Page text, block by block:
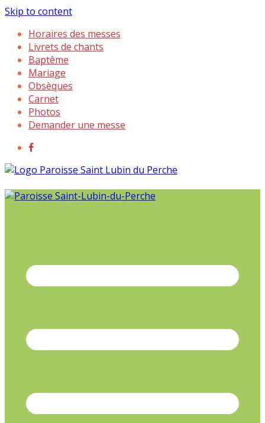
Skip to content
Horaires des messes
Livrets de chants
Baptême
Mariage
Obsèques
Carnet
Photos
Demander une messe